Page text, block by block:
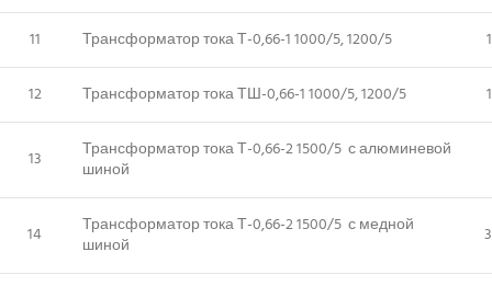
11 Трансформатор тока Т-0,66-1 1000/5, 1200/5
12 Трансформатор тока ТШ-0,66-1 1000/5, 1200/5
13
Трансформатор тока Т-0,66-2 1500/5 с алюминевой
шиной
14
Трансформатор тока Т-0,66-2 1500/5 с медной
шиной